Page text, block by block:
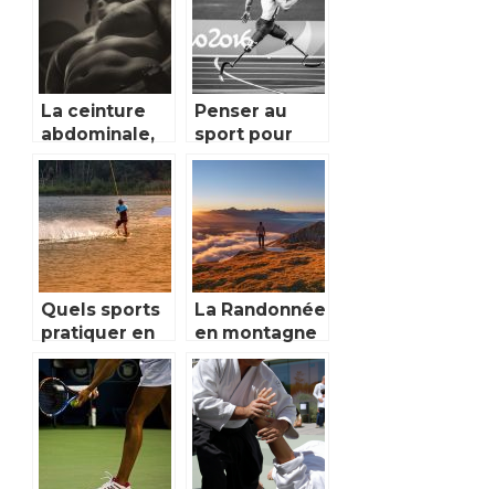
La ceinture
abdominale,
dites bonjour
à un ventre
ferme
Penser au
sport pour
des
personnes
handicapées.
Quels sports
pratiquer en
été?
La Randonnée
en montagne
en été.
Comment
bien s’y
préparer ?